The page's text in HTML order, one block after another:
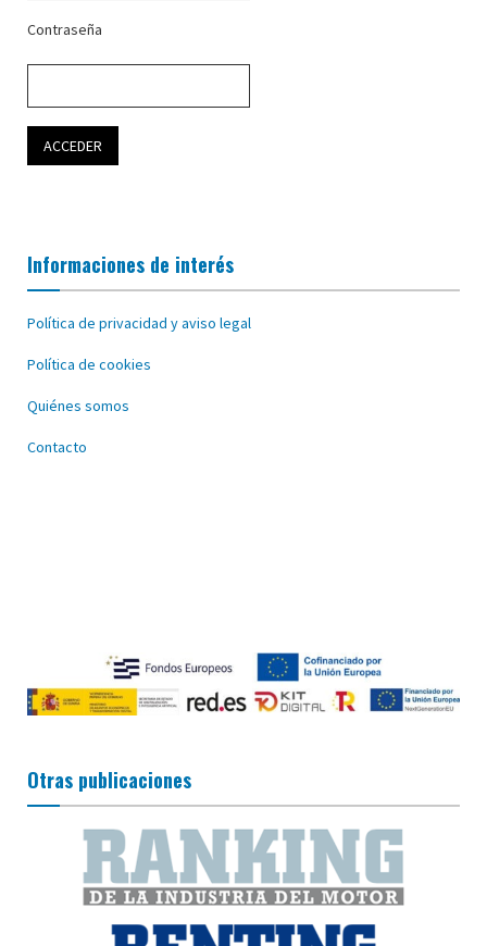
Contraseña
Informaciones de interés
Política de privacidad y aviso legal
Política de cookies
Quiénes somos
Contacto
Otras publicaciones